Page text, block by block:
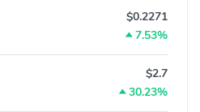
$0.2271
7.53%
$2.7
30.23%